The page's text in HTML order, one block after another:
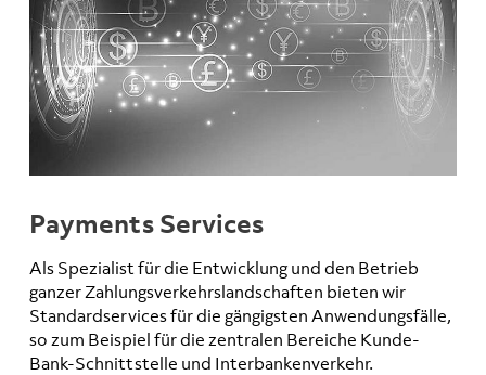
Payments Services
Als Spezialist für die Entwicklung und den Betrieb
ganzer Zahlungsverkehrslandschaften bieten wir
Standardservices für die gängigsten Anwendungsfälle,
so zum Beispiel für die zentralen Bereiche Kunde-
Bank-Schnittstelle und Interbankenverkehr.